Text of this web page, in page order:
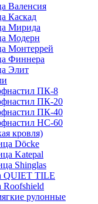
Валенсия
Каскад
Мирида
Модерн
Монтеррей
Финнера
Элит
ПК-8
ПК-20
ПК-40
НС-60
кровля)
Döcke
Katepal
Shinglas
QUIET TILE
Roofshield
рулонные